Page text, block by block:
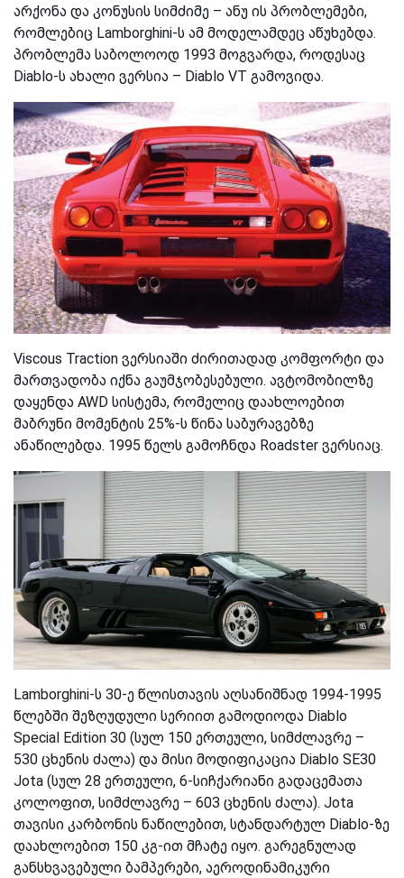
არქონა და კონუსის სიმძიმე – ანუ ის პრობლემები,
რომლებიც Lamborghini-ს ამ მოდელამდეც აწუხებდა.
პრობლემა საბოლოოდ 1993 მოგვარდა, როდესაც
Diablo-ს ახალი ვერსია – Diablo VT გამოვიდა.
Viscous Traction ვერსიაში ძირითადად კომფორტი და
მართვადობა იქნა გაუმჯობესებული. ავტომობილზე
დაყენდა AWD სისტემა, რომელიც დაახლოებით
მაბრუნი მომენტის 25%-ს წინა საბურავებზე
ანაწილებდა. 1995 წელს გამოჩნდა Roadster ვერსიაც.
Lamborghini-ს 30-ე წლისთავის აღსანიშნად 1994-1995
წლებში შეზღუდული სერიით გამოდიოდა Diablo
Special Edition 30 (სულ 150 ერთეული, სიმძლავრე –
530 ცხენის ძალა) და მისი მოდიფიკაცია Diablo SE30
Jota (სულ 28 ერთეული, 6-სიჩქარიანი გადაცემათა
კოლოფით, სიმძლავრე – 603 ცხენის ძალა). Jota
თავისი კარბონის ნაწილებით, სტანდარტულ Diablo-ზე
დაახლოებით 150 კგ-ით მჩატე იყო. გარეგნულად
განსხვავებული ბამპერები, აეროდინამიკური